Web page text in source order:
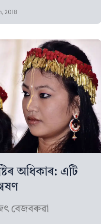
2018
অধিকাৰ: এটি
বেজবৰুৱা